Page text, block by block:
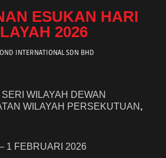
ESUKAN HARI
2026
INTERNATIONAL SDN BHD
WILAYAH DEWAN
WILAYAH PERSEKUTUAN ,
1 FEBRUARI 2026